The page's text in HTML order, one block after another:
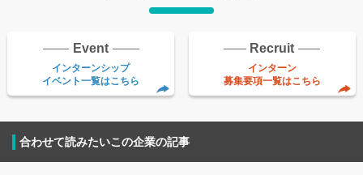
Event
インターンシップ
イベント一覧はこちら
Recruit
インターン
募集要項一覧はこちら
合わせて読みたいこの企業の記事